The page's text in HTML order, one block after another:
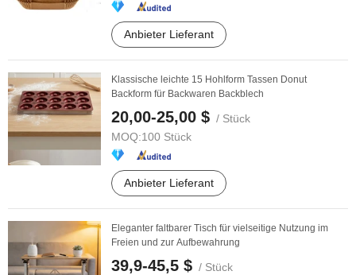
Anbieter Lieferant
Klassische leichte 15 Hohlform Tassen Donut
Backform für Backwaren Backblech
20,00-25,00 $ / Stück
MOQ:100 Stück
Anbieter Lieferant
Eleganter faltbarer Tisch für vielseitige Nutzung im
Freien und zur Aufbewahrung
39,9-45,5 $ / Stück